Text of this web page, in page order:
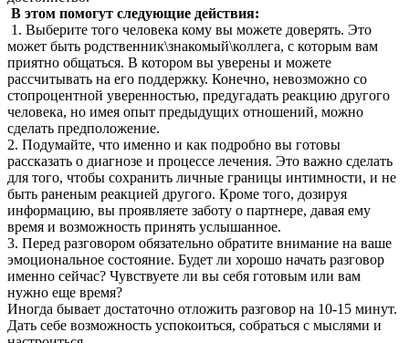
В этом помогут следующие действия:
1. Выберите того человека кому вы можете доверять. Это
может быть родственник\знакомый\коллега, с которым вам
приятно общаться. В котором вы уверены и можете
рассчитывать на его поддержку. Конечно, невозможно со
стопроцентной уверенностью, предугадать реакцию другого
человека, но имея опыт предыдущих отношений, можно
сделать предположение.
2. Подумайте, что именно и как подробно вы готовы
рассказать о диагнозе и процессе лечения. Это важно сделать
для того, чтобы сохранить личные границы интимности, и не
быть раненым реакцией другого. Кроме того, дозируя
информацию, вы проявляете заботу о партнере, давая ему
время и возможность принять услышанное.
3. Перед разговором обязательно обратите внимание на ваше
эмоциональное состояние. Будет ли хорошо начать разговор
именно сейчас? Чувствуете ли вы себя готовым или вам
нужно еще время?
Иногда бывает достаточно отложить разговор на 10-15 минут.
Дать себе возможность успокоиться, собраться с мыслями и